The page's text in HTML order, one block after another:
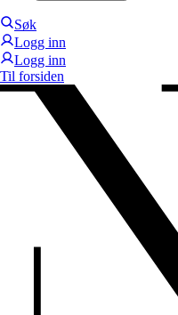
Søk
Logg inn
Logg inn
Til forsiden